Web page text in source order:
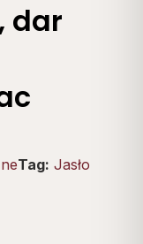
dar
Tag: Jasło